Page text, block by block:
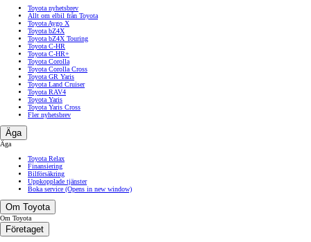
Toyota nyhetsbrev
Allt om elbil från Toyota
Toyota Aygo X
Toyota bZ4X
Toyota bZ4X Touring
Toyota C-HR
Toyota C-HR+
Toyota Corolla
Toyota Corolla Cross
Toyota GR Yaris
Toyota Land Cruiser
Toyota RAV4
Toyota Yaris
Toyota Yaris Cross
Fler nyhetsbrev
Äga
Äga
Toyota Relax
Finansiering
Bilförsäkring
Uppkopplade tjänster
Boka service (Opens in new window)
Om Toyota
Om Toyota
Företaget